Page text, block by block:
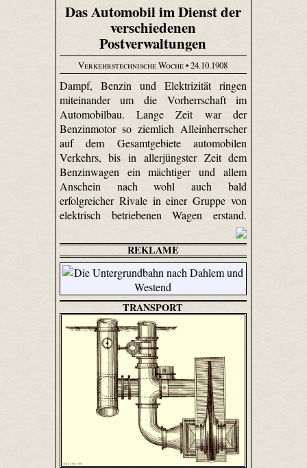
Das Automobil im Dienst der
verschiedenen
Postverwaltungen
Verkehrstechnische Woche• 24.10.1908
Dampf, Benzin und Elektrizität ringen
miteinander um die Vorherrschaft im
Automobilbau. Lange Zeit war der
Benzinmotor so ziemlich Alleinherrscher
auf dem Gesamtgebiete automobilen
Verkehrs, bis in allerjüngster Zeit dem
Benzinwagen ein mächtiger und allem
Anschein nach wohl auch bald
erfolgreicher Rivale in einer Gruppe von
elektrisch betriebenen Wagen erstand.
REKLAME
TRANSPORT